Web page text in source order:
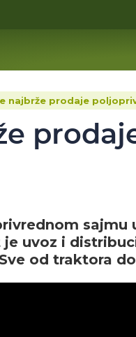
najbrže prodaje
sajmu
uvoz i
od traktora